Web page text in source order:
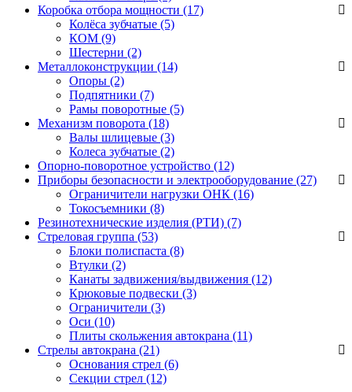
Коробка отбора мощности (17)
Колёса зубчатые (5)
КОМ (9)
Шестерни (2)
Металлоконструкции (14)
Опоры (2)
Подпятники (7)
Рамы поворотные (5)
Механизм поворота (18)
Валы шлицевые (3)
Колеса зубчатые (2)
Опорно-поворотное устройство (12)
Приборы безопасности и электрооборудование (27)
Ограничители нагрузки ОНК (16)
Токосъемники (8)
Резинотехнические изделия (РТИ) (7)
Стреловая группа (53)
Блоки полиспаста (8)
Втулки (2)
Канаты задвижения/выдвижения (12)
Крюковые подвески (3)
Ограничители (3)
Оси (10)
Плиты скольжения автокрана (11)
Стрелы автокрана (21)
Основания стрел (6)
Секции стрел (12)